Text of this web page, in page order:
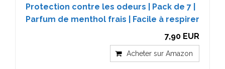
Protection contre les odeurs | Pack de 7 |
Parfum de menthol frais | Facile à respirer
7,90 EUR
Acheter sur Amazon